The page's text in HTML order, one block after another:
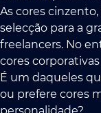
As cores
selecção para a
freelancers. No
cores
É um daqueles
ou prefere cores